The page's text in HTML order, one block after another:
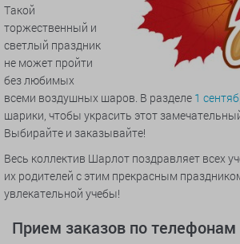
Такой
торжественный и
светлый праздник
не может пройти
без любимых
всеми воздушных шаров. В разделе 1
шарики, чтобы украсить этот
Выбирайте и заказывайте!
Весь коллектив Шарлот поздравляет всех
их родителей с этим прекрасным
увлекательной учебы!
Прием заказов по телефонам